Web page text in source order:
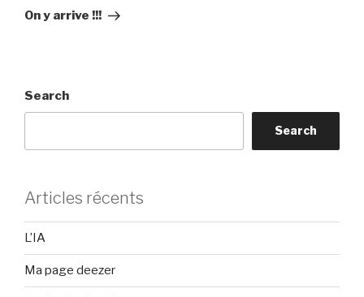
Post
On y arrive !!!
Search
Search
Articles récents
L’IA
Ma page deezer